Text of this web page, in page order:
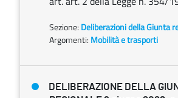
Sezione: Deliberazioni della Giunta
Argomenti: Mobilità e trasporti
DELIBERAZIONE DELLA